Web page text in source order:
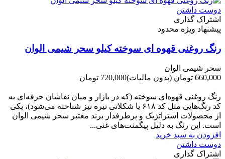
دوست داشتن
اشتراک گذاری
پیشنهاد ویژه محدود
رنگ روغنی قهوه ای سوخته کیلو سحر شیمی الوان
سحر شیمی الوان
660,000 تومان
(بدون مالیات)720,000 تومان
رنگ روغنی قهوه‌ای سوخته (که در بازار و میان نقاشان حرفه‌ای به
کد رنگ‌هایی مثل کد ۶۱۸ یا شکلاتی تیره نیز شناخته می‌شود)، یکی
از محصولات استراتژیک و پرطرفدار برند معتبر سحر شیمی الوان
است. این رنگ به دلیل پیگمنت‌های غنی...
افزودن به سبد خرید
دوست داشتن
اشتراک گذاری